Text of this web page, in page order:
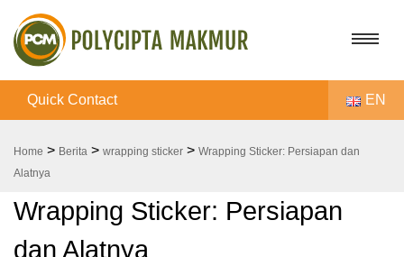
Quick Contact EN
Home > Berita > wrapping sticker > Wrapping Sticker: Persiapan dan
Alatnya
Wrapping Sticker: Persiapan
dan Alatnya